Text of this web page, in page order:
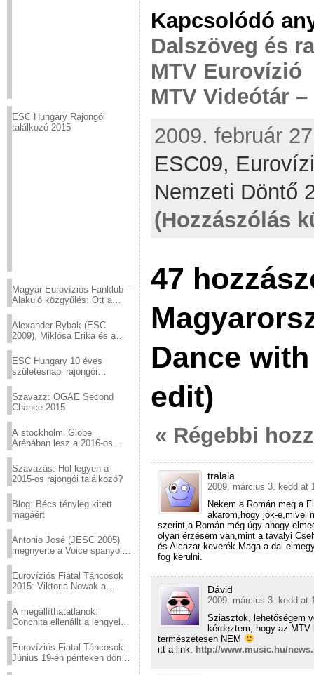
ESC Hungary Rajongói
találkozó 2015
Magyar Eurovíziós Fanklub –
Alakuló közgyűlés: Ott a
Alexander Rybak (ESC
2009), Miklósa Erika és a
sztárjai a Margitszigeten
ESC Hungary 10 éves
születésnapi rajongói
Szavazz: OGAE Second
Chance 2015
A stockholmi Globe
Arénában lesz a 2016-os
Szavazás: Hol legyen a
2015-ös rajongói találkozó?
Blog: Bécs tényleg kitett
magáért
Antonio José (JESC 2005)
megnyerte a Voice spanyol
Eurovíziós Fiatal Táncosok
2015: Viktoria Nowak a
A megállíthatatlanok:
Conchita ellenállt a lengyel
Eurovíziós Fiatal Táncosok:
Június 19-én pénteken döntő
Kapcsolódó
Dalszöveg és
MTV Eurovízió
MTV Videótár
2009. február
ESC09,
Nemzeti Döntő
(Hozzászólás
47
Dance
edit)
« Régebbi
tralala
2009. március 3. kedd at
Nekem a Román meg a
akarom,hogy jók-e,mivel
szerint,a Román még úgy ahogy
olyan érzésem van,mint a tavalyi
és Alcazar keverék.Maga a dal
fog kerülni.
Dávid
2009. március 3. kedd at
Sziasztok, lehetőségem
kérdeztem, hogy az
természetesen NEM
itt a link: http://www.music.hu/